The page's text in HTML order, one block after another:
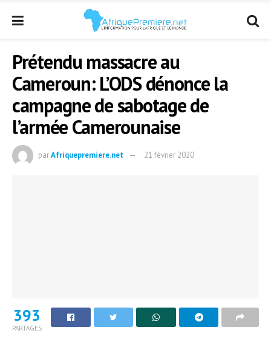
Prétendu massacre au
Cameroun: L’ODS dénonce la
campagne de sabotage de
l’armée Camerounaise
parAfriquepremiere.net 21 février 2020
393
PARTAGES